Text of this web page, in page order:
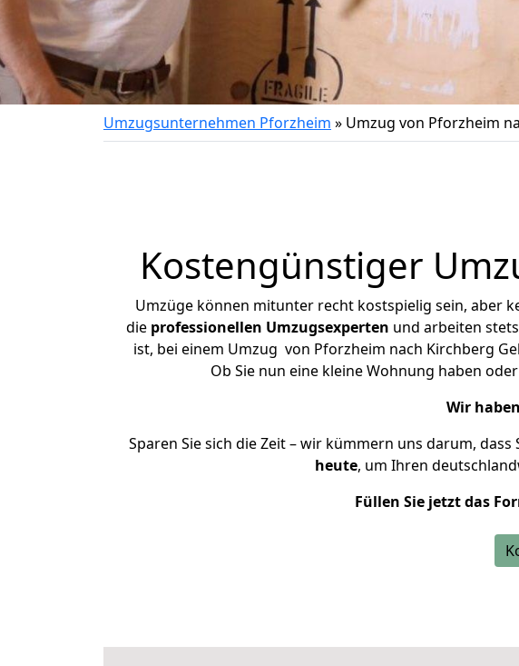
Umzugsunternehmen Pforzheim » Umzug von Pforzheim
Kostengünstiger
Umzüge können mitunter recht kostspielig sein, aber
die professionellen Umzugsexperten und arbeiten
ist, bei einem Umzug von Pforzheim nach Kirchberg
Ob Sie nun eine kleine Wohnung haben
Wir
Sparen Sie sich die Zeit – wir kümmern uns darum,
heute, um Ihren
Füllen Sie jetzt das